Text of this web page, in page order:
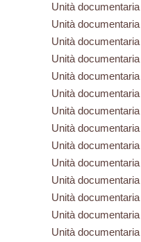
Unità documentaria
Unità documentaria
Unità documentaria
Unità documentaria
Unità documentaria
Unità documentaria
Unità documentaria
Unità documentaria
Unità documentaria
Unità documentaria
Unità documentaria
Unità documentaria
Unità documentaria
Unità documentaria